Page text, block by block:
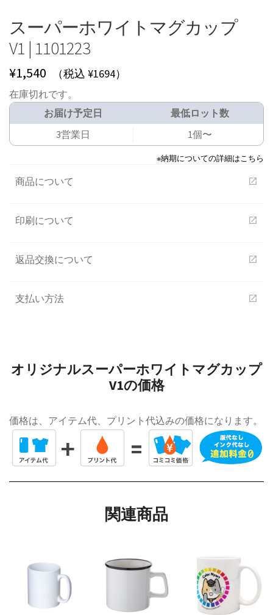
スーパーホワイトマグカップ
V1 | 1101223
¥1,540 （税込 ¥1694）
在庫切れです。
お届け予定日
3営業日
最低ロット数
1個〜
※納期についての詳細はこちら
商品について open_in_new
印刷について open_in_new
返品交換について open_in_new
支払い方法 open_in_new
オリジナルスーパーホワイトマグカップ
V1の価格
価格は、アイテム代、プリント代込みの価格になります。
関連商品